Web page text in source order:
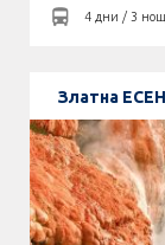
4 дни / 3
Златна